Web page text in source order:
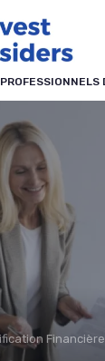
Financière